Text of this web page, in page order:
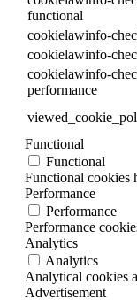
functional
cookielawinfo-
cookielawinfo-
cookielawinfo-
performance
Functional
Functional
Functional cookies
Performance
Performance
Performance
Analytics
Analytics
Analytical cookies
Advertisement